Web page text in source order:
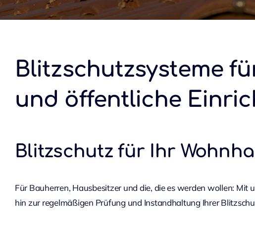
Blitzschutzsysteme
und öffentliche
Blitzschutz für Ihr
Für Bauherren, Hausbesitzer und die, die es werden wollen:
hin zur regelmäßigen Prüfung und Instandhaltung Ihrer